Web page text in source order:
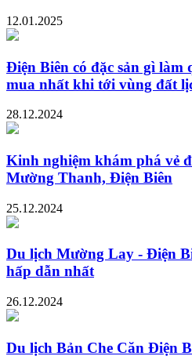
12.01.2025
Điện Biên có đặc sản gì làm
mua nhất khi tới vùng đất
28.12.2024
Kinh nghiệm khám phá vẻ
Mường Thanh, Điện Biên
25.12.2024
Du lịch Mường Lay - Điện
hấp dẫn nhất
26.12.2024
Du lịch Bản Che Căn Điện